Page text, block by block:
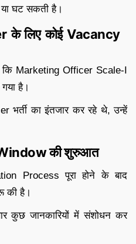
घट सकती है।
लिए कोई Vacancy
कि Marketing Officer Scale-I
है।
भर्ती का इंतजार कर रहे थे, उन्हें
की शुरुआत
Process पूरा होने के बाद
की है।
कुछ जानकारियों में संशोधन कर